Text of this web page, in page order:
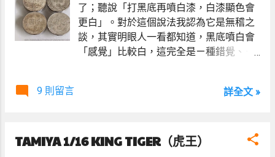
了；聽說「打黑底再噴白漆，白漆顯色會
更白」。對於這個說法我認為它是無稽之
談，其實明眼人一看都知道，黑底噴白會
「感覺」比較白，這完全是ㄧ種錯覺、ㄧ
同好問我相同的問題，反正今天吃飽也是
9 則留言 詳全文 »
TAMIYA 1/16 KING TIGER（虎王）